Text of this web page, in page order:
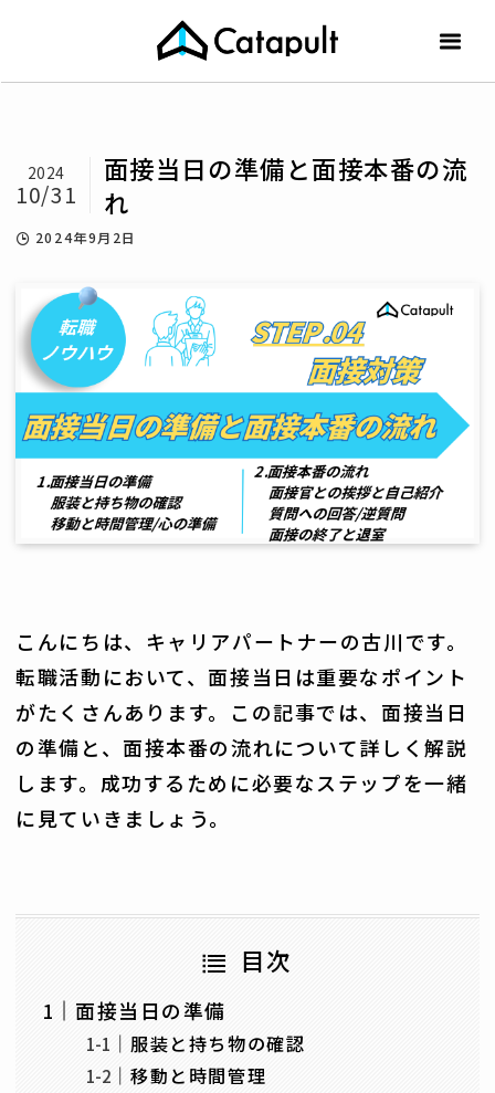
面接当日の準備と面接本番の流
れ
2024
10/31
2024年9月2日
こんにちは、キャリアパートナーの古川です。
転職活動において、面接当日は重要なポイント
がたくさんあります。この記事では、面接当日
の準備と、面接本番の流れについて詳しく解説
します。成功するために必要なステップを一緒
に見ていきましょう。
目次
面接当日の準備
服装と持ち物の確認
移動と時間管理